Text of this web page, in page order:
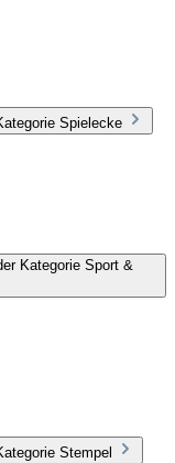
Spielecke
Kategorie Sport &
Stempel